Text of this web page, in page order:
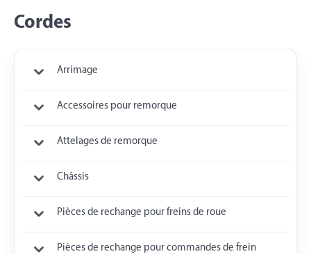
Cordes
Arrimage
Accessoires pour remorque
Attelages de remorque
Châssis
Pièces de rechange pour freins de roue
Pièces de rechange pour commandes de frein